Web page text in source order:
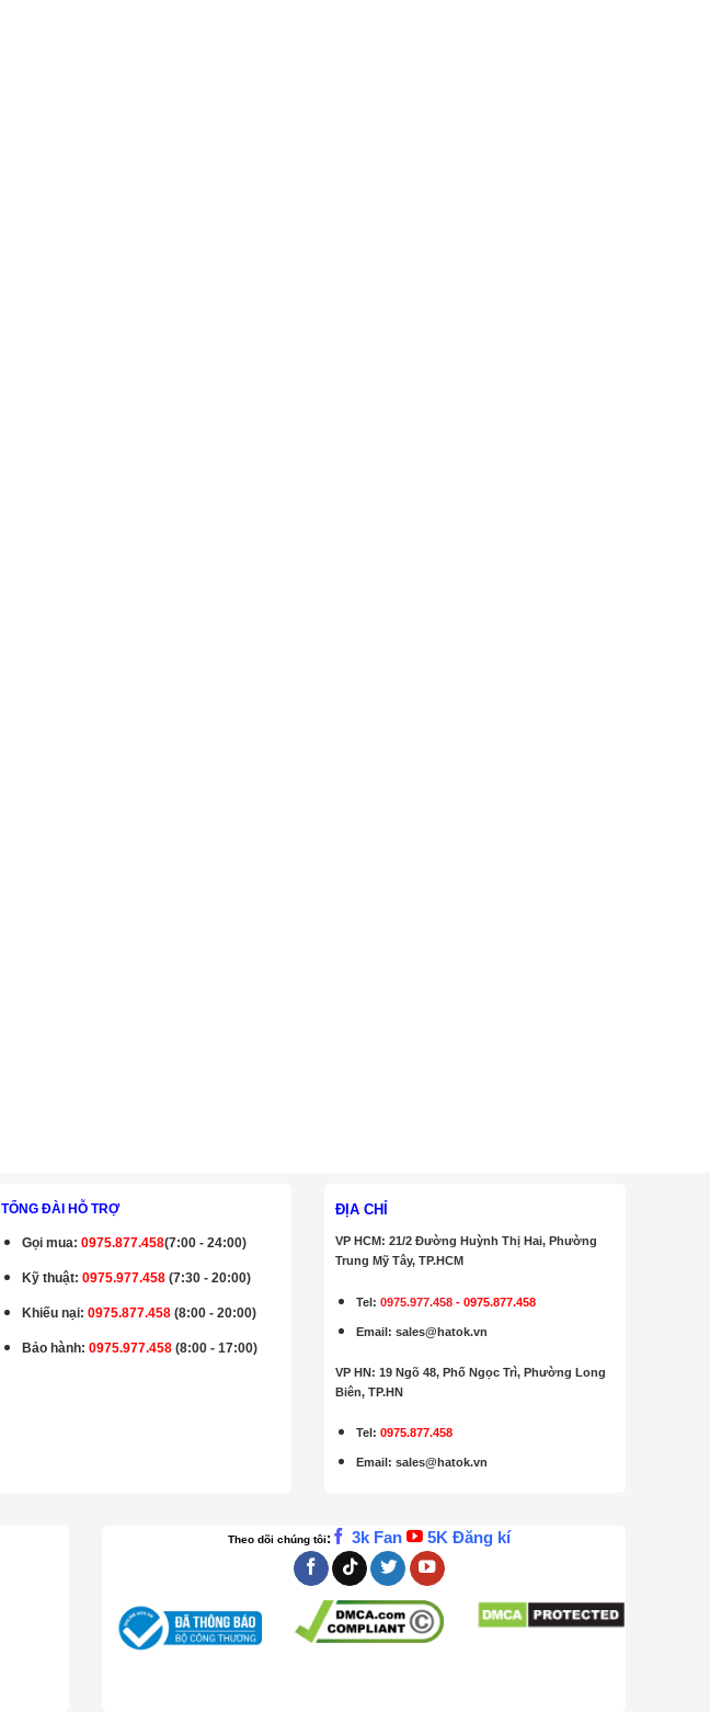
TỔNG ĐÀI HỖ TRỢ
Gọi mua:0975.877.458(7:00 - 24:00)
Kỹ thuật:0975.977.458 (7:30 - 20:00)
Khiếu nại: 0975.877.458 (8:00 - 20:00)
Bảo hành:0975.977.458 (8:00 - 17:00)
ĐỊA CHỈ
VP HCM: 21/2 Đường Huỳnh Thị Hai, Phường
Trung Mỹ Tây, TP.HCM
Tel:0975.977.458 -0975.877.458
Email:sales@hatok.vn
VP HN: 19 Ngõ 48, Phố Ngọc Trì, Phường Long
Biên, TP.HN
Tel: 0975.877.458
Email :sales@hatok.vn
Theo dõi chúng tôi: 3k Fan 5K Đăng kí